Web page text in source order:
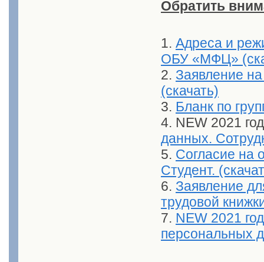
Обратить
1. Адреса и
ОБУ «МФЦ»
2. Заявление
(скачать)
3. Бланк по
4. NEW 2021
данных.
5. Согласие на
Студент.
6. Заявление
трудовой
7. NEW 2021
персональных